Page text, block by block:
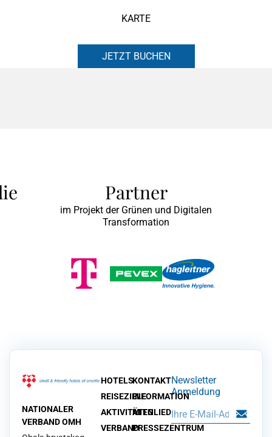
KARTE
JETZT BUCHEN
Partner
im Projekt der Grünen und Digitalen
Transformation
NATIONALER
VERBAND OMH
HOTELS
REISEZIELE
AKTIVITÄTEN
VERBAND
KONTAKT
INFORMATION
MITGLIED
PRESSEZENTRUM
Newsletter
Anmeldung